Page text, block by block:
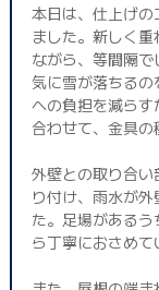
本日は、仕上げ
ました。新しく
ながら、等間隔
気に雪が落ちる
への負担を減ら
合わせて、金具の
外壁との取り合
り付け、雨水が
た。足場がある
ら丁寧におさめて